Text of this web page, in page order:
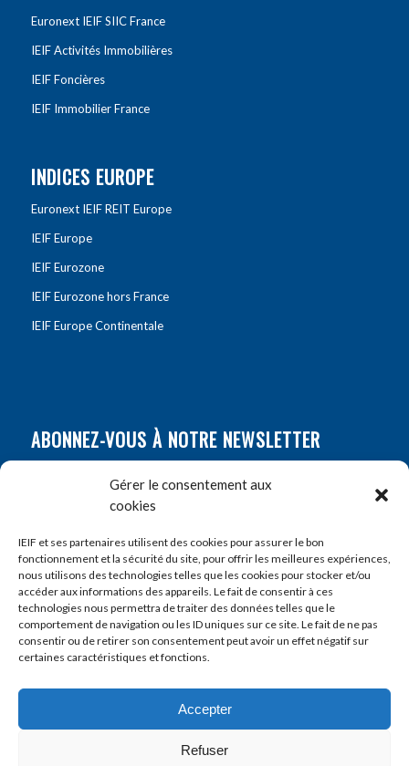
Gérer le consentement aux
cookies
IEIF et ses partenaires utilisent des cookies pour assurer le bon
fonctionnement et la sécurité du site, pour offrir les meilleures expériences,
nous utilisons des technologies telles que les cookies pour stocker et/ou
accéder aux informations des appareils. Le fait de consentir à ces
technologies nous permettra de traiter des données telles que le
comportement de navigation ou les ID uniques sur ce site. Le fait de ne pas
consentir ou de retirer son consentement peut avoir un effet négatif sur
certaines caractéristiques et fonctions.
Accepter
Refuser
Euronext IEIF SIIC France
IEIF Activités Immobilières
IEIF Foncières
IEIF Immobilier France
INDICES EUROPE
Euronext IEIF REIT Europe
IEIF Europe
IEIF Eurozone
IEIF Eurozone hors France
IEIF Europe Continentale
ABONNEZ-VOUS À NOTRE NEWSLETTER
Prénom*
E-mail*